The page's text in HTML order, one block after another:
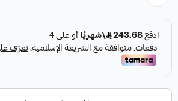
الهيدروليكي إلى نظام تعليق عادي فعال وموثوق.
المواصفات والمميزات: